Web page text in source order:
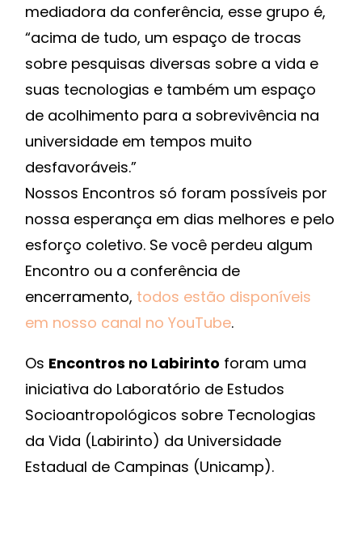
mediadora da conferência, esse grupo é,
“acima de tudo, um espaço de trocas
sobre pesquisas diversas sobre a vida e
suas tecnologias e também um espaço
de acolhimento para a sobrevivência na
universidade em tempos muito
desfavoráveis.”
Nossos Encontros só foram possíveis por
nossa esperança em dias melhores e pelo
esforço coletivo. Se você perdeu algum
Encontro ou a conferência de
encerramento, todos estão disponíveis
em nosso canal no YouTube.
Os Encontros no Labirinto foram uma
iniciativa do Laboratório de Estudos
Socioantropológicos sobre Tecnologias
da Vida (Labirinto) da Universidade
Estadual de Campinas (Unicamp).